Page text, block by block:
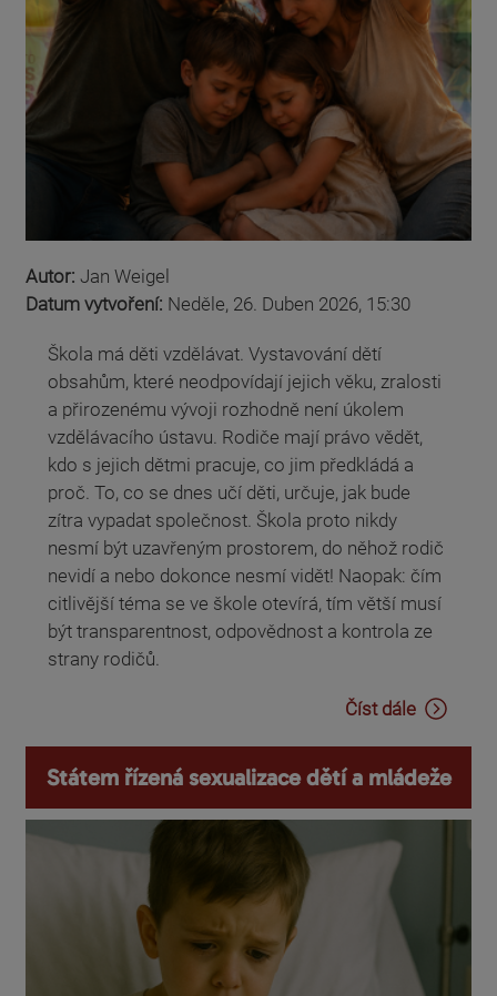
Autor: Jan Weigel
Datum vytvoření: Neděle, 26. Duben 2026, 15:30
Škola má děti vzdělávat. Vystavování dětí
obsahům, které neodpovídají jejich věku, zralosti
a přirozenému vývoji rozhodně není úkolem
vzdělávacího ústavu. Rodiče mají právo vědět,
kdo s jejich dětmi pracuje, co jim předkládá a
proč. To, co se dnes učí děti, určuje, jak bude
zítra vypadat společnost. Škola proto nikdy
nesmí být uzavřeným prostorem, do něhož rodič
nevidí a nebo dokonce nesmí vidět! Naopak: čím
citlivější téma se ve škole otevírá, tím větší musí
být transparentnost, odpovědnost a kontrola ze
strany rodičů.
Číst dále
Státem řízená sexualizace dětí a mládeže